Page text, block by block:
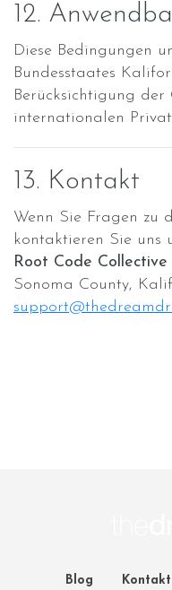
12.
Diese Bedingungen
Bundesstaates
Berücksichtigung der
internationalen
13. Kontakt
Wenn Sie Fragen zu
kontaktieren Sie uns
Root Code
Sonoma County,
Blog Kontakt